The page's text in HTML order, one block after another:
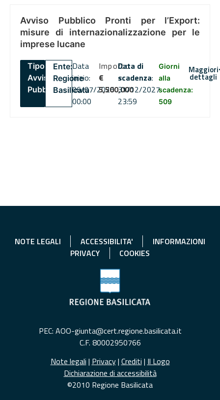
Avviso Pubblico Pronti per l’Export:
misure di internazionalizzazione per le
imprese lucane
Tipo:
Avviso
Pubblico
Ente:
Regione
Basilicata
Data
inizio:
06/07/2026
00:00
Importo
€
5,500,000
Data di
scadenza:
31/12/2027
23:59
Giorni
alla
scadenza:
509
Maggiori
dettagli
NOTE LEGALI ACCESSIBILITA'
INFORMAZIONI
PRIVACY
COOKIES
PEC: AOO-giunta@cert.regione.basilicata.it
C.F. 80002950766
Note legali | Privacy| Crediti | Il Logo
Dichiarazione di accessibilità
©2010 Regione Basilicata